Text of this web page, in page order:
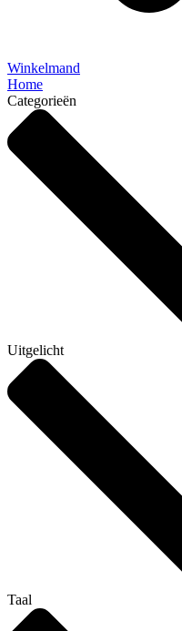
Winkelmand
Home
Categorieën
Uitgelicht
Taal